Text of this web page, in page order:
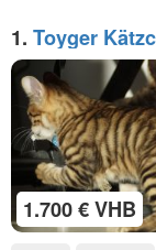
1. Toyger
1.700 € VHB